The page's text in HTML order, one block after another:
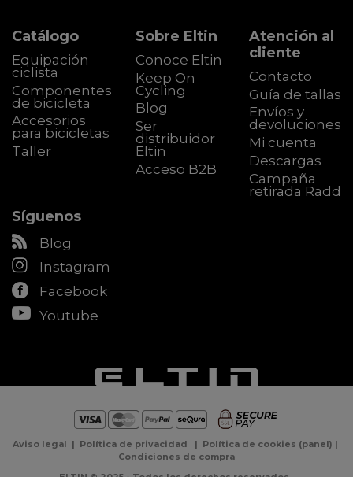
Catálogo
Equipación
ciclista
Componentes
de bicicleta
Accesorios
para bicicletas
Taller
Sobre Eltin
Conoce Eltin
Keep On
Cycling
Blog
Ser
distribuidor
Eltin
Acceso B2B
Atención al
cliente
Contacto
Guía de tallas
Envíos y
devoluciones
Mi cuenta
Descargas
Campaña
retirada Radd
Síguenos
Blog
Instagram
Facebook
Youtube
Aviso legal | Política de privacidad | Política de cookies (panel) |
Condiciones de compra